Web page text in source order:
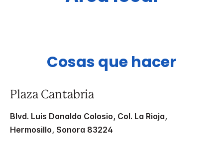
Cosas que hacer
Plaza Cantabria
Blvd. Luis Donaldo Colosio, Col. La Rioja,
Hermosillo, Sonora 83224